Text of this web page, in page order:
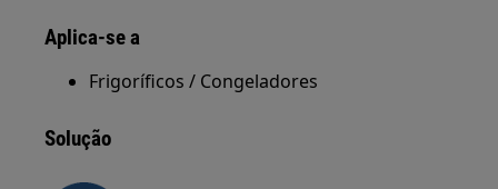
Aplica-se a
Frigoríficos / Congeladores
Solução